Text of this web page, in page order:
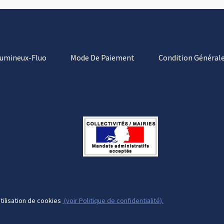
Fluo Mode De Paiement Condition
de cookies (voir Politique de confidentialité).